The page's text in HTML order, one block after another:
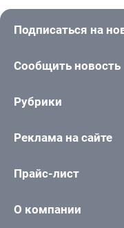
Подписаться на
Сообщить новость
Рубрики
Реклама на сайте
Прайс-лист
О компании